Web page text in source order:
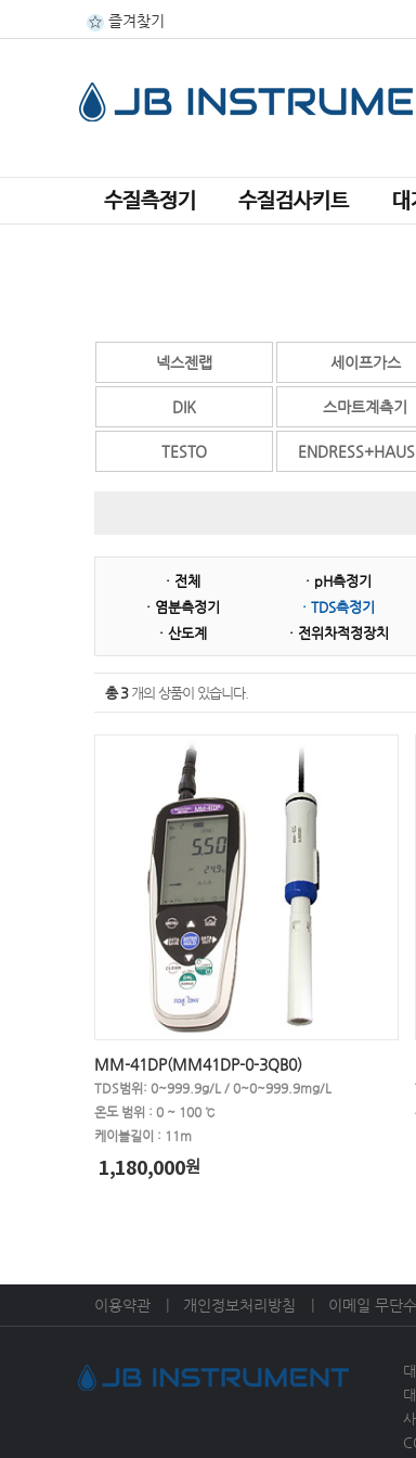
즐겨찾기
수질측정기 수질검사키트 대
넥스젠랩 세이프가스
DIK 스마트계측기
TESTO
· 전체 · pH측정기
· 염분측정기
· TDS측정기
· 산도계
· 전위차적정장치
총 3개의 상품이 있습니다.
MM-41DP(MM41DP-0-3QB0)
TDS범위: 0~999.9g/L / 0~0~999.9mg/L
온도 범위 : 0 ~ 100 ℃
케이블길이 : 11m
1,180,000원
이용약관 개인정보처리방침 이메일 무단